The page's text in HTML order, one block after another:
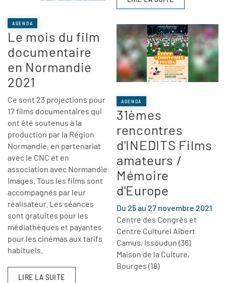
AGENDA
Le mois du film
documentaire
en Normandie
2021
Ce sont 23 projections pour
17 films documentaires qui
ont été soutenus à la
production par la Région
Normandie, en partenariat
avec le CNC et en
association avec Normandie
Images. Tous les films sont
accompagnés par leur
réalisateur. Les séances
sont gratuites pour les
médiathèques et payantes
pour les cinémas aux tarifs
habituels.
LIRE LA SUITE
AGENDA
31èmes
rencontres
d'INEDITS Films
amateurs /
Mémoire
d'Europe
Du 25 au 27 novembre 2021
Centre des Congrès et
Centre Culturel Albert
Camus, Issoudun (36)
Maison de la Culture,
Bourges (18)